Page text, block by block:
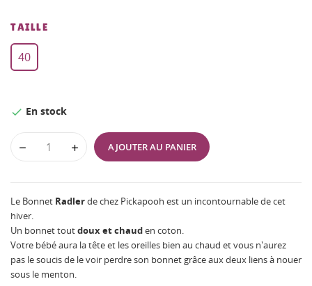
TAILLE
40
 En stock
AJOUTER AU PANIER
Le Bonnet Radlerde chez Pickapooh est un incontournable de cet
hiver.
Un bonnet toutdoux et chauden coton.
Votre bébé aura la tête et les oreilles bien au chaud et vous n'aurez
pas le soucis de le voir perdre son bonnet grâce aux deux liens à nouer
sous le menton.